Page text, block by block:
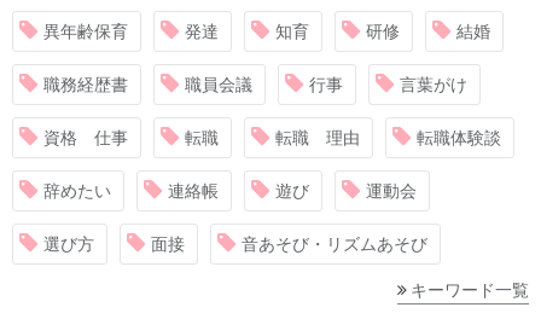
異年齢保育 発達 知育 研修 結婚
職務経歴書 職員会議 行事 言葉がけ
資格 仕事 転職 転職 理由 転職体験談
辞めたい 連絡帳 遊び 運動会
選び方 面接 音あそび・リズムあそび
キーワード一覧